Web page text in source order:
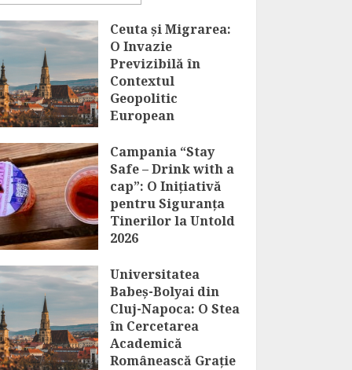
Ceuta și Migrarea:
O Invazie
Previzibilă în
Contextul
Geopolitic
European
Campania “Stay
Safe – Drink with a
cap”: O Inițiativă
pentru Siguranța
Tinerilor la Untold
2026
Universitatea
Babeș-Bolyai din
Cluj-Napoca: O Stea
în Cercetarea
Academică
Românească Grație